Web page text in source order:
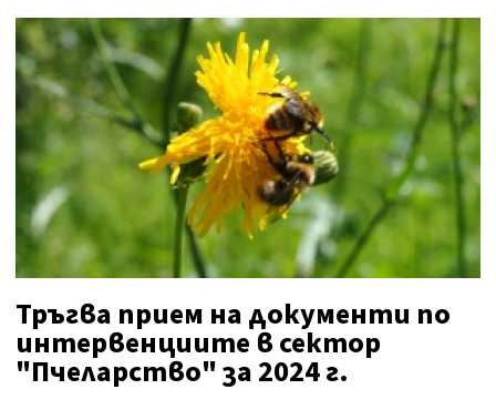
Тръгва прием на документи по
интервенциите в сектор
"Пчеларство" за 2024 г.